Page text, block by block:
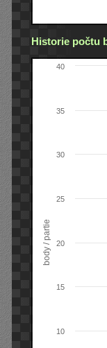
Historie počtu
body / partie
10
15
20
25
30
35
40